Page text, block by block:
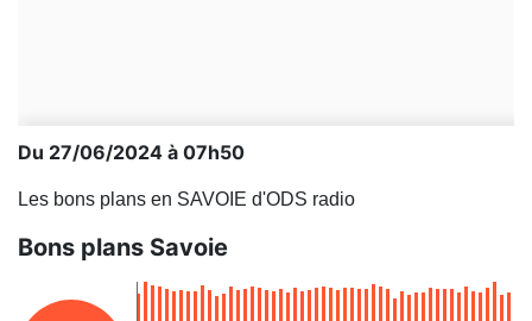
Du 27/06/2024 à 07h50
Les bons plans en SAVOIE d'ODS radio
Bons plans Savoie